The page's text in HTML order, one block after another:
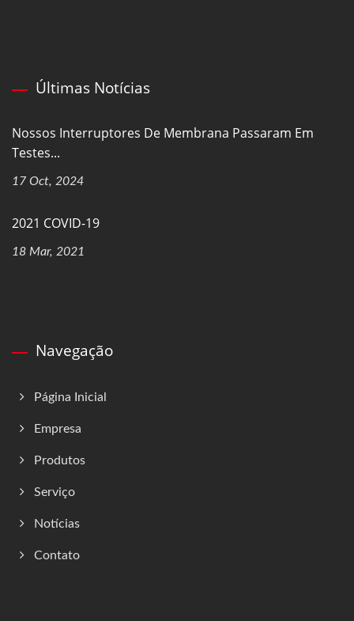
Últimas Notícias
Nossos Interruptores De Membrana Passaram Em
Testes...
17 Oct, 2024
2021 COVID-19
18 Mar, 2021
Navegação
Página Inicial
Empresa
Produtos
Serviço
Notícias
Contato